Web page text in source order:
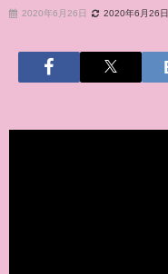
2020年6月26日 2020年6月26日